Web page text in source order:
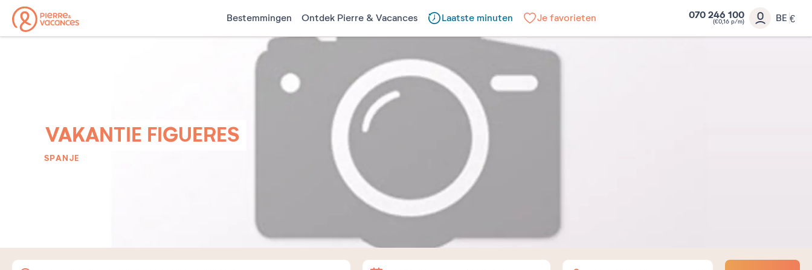
Bestemmingen Ontdek Pierre & Vacances Laatste minuten Je favorieten 070 246 100
(€0,16 p/m) BE €
VAKANTIE FIGUERES
SPANJE